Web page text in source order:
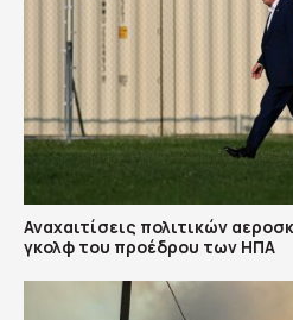
Αναχαιτίσεις πολιτικών
γκολφ του προέδρου των ΗΠΑ